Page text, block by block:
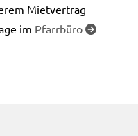
Mietvertrag
im Pfarrbüro 